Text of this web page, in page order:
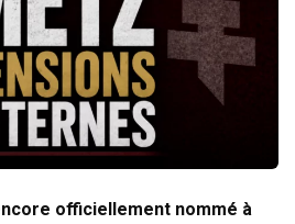
officiellement nommé à